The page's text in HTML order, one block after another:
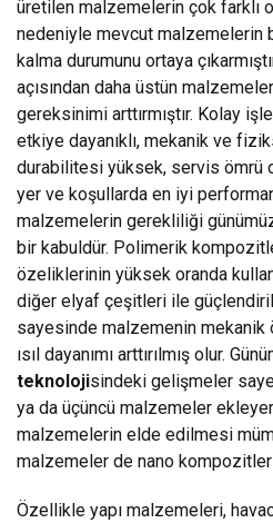
üretilen malzemelerin çok farklı
nedeniyle mevcut malzemelerin
kalma durumunu ortaya
açısından daha üstün
gereksinimi arttırmıştır. Kolay
etkiye dayanıklı, mekanik ve
durabilitesi yüksek, servis ömrü
yer ve koşullarda en iyi
malzemelerin gerekliliği
bir kabuldür. Polimerik
özeliklerinin yüksek oranda
diğer elyaf çeşitleri ile
sayesinde malzemenin
ısıl dayanımı arttırılmış olur.
teknolojisindeki gelişmeler
ya da üçüncü malzemeler
malzemelerin elde edilmesi
malzemeler de nano kompozitler
Özellikle yapı malzemeleri,